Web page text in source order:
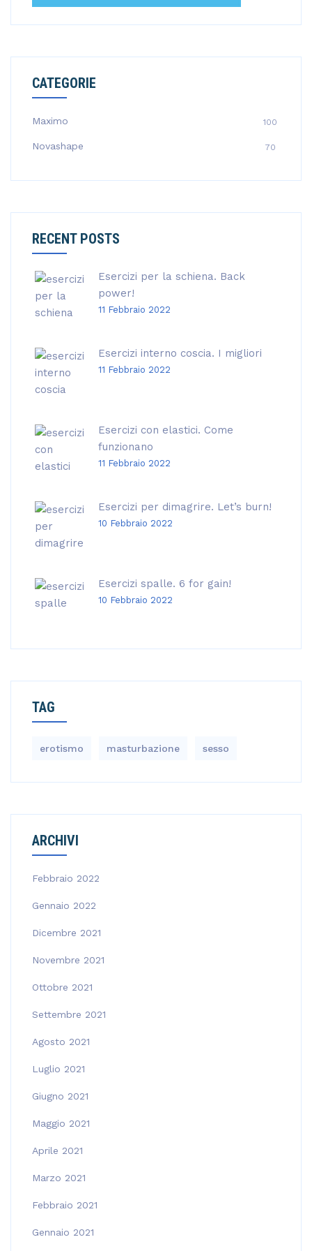
CATEGORIE
Maximo 100
Novashape 70
RECENT POSTS
Esercizi per la schiena. Back
power!
11 Febbraio 2022
Esercizi interno coscia. I migliori
11 Febbraio 2022
Esercizi con elastici. Come
funzionano
11 Febbraio 2022
Esercizi per dimagrire. Let’s burn!
10 Febbraio 2022
Esercizi spalle. 6 for gain!
10 Febbraio 2022
TAG
erotismo masturbazione sesso
ARCHIVI
Febbraio 2022
Gennaio 2022
Dicembre 2021
Novembre 2021
Ottobre 2021
Settembre 2021
Agosto 2021
Luglio 2021
Giugno 2021
Maggio 2021
Aprile 2021
Marzo 2021
Febbraio 2021
Gennaio 2021